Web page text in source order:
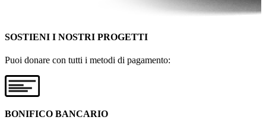
SOSTIENI I NOSTRI PROGETTI
Puoi donare con tutti i metodi di pagamento:
BONIFICO BANCARIO